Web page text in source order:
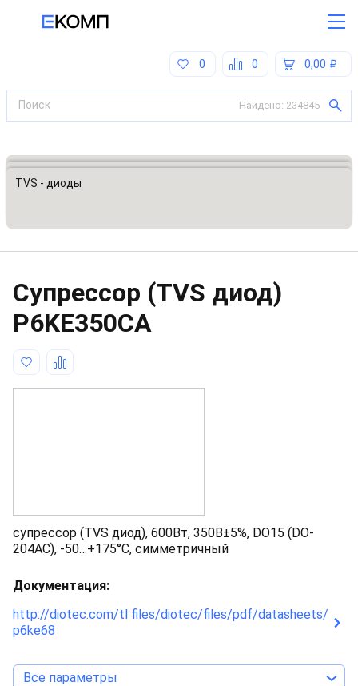
0,00
0
0
Найдено: 234845
Все категории
Предохранители, ограничители напряжения
TVS - диоды
Супрессор (TVS диод)
P6KE350CA
супрессор (TVS диод), 600Вт, 350В±5%, DO15 (DO-
204AC), -50…+175°С, симметричный
Документация:
http://diotec.com/tl files/diotec/files/pdf/datasheets/
p6ke68
Все параметры